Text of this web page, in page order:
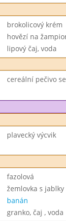
brokolicový krém
hovězí na
lipový čaj, voda
cereální pečivo
plavecký výcvik
fazolová
žemlovka s
banán
granko, čaj , voda